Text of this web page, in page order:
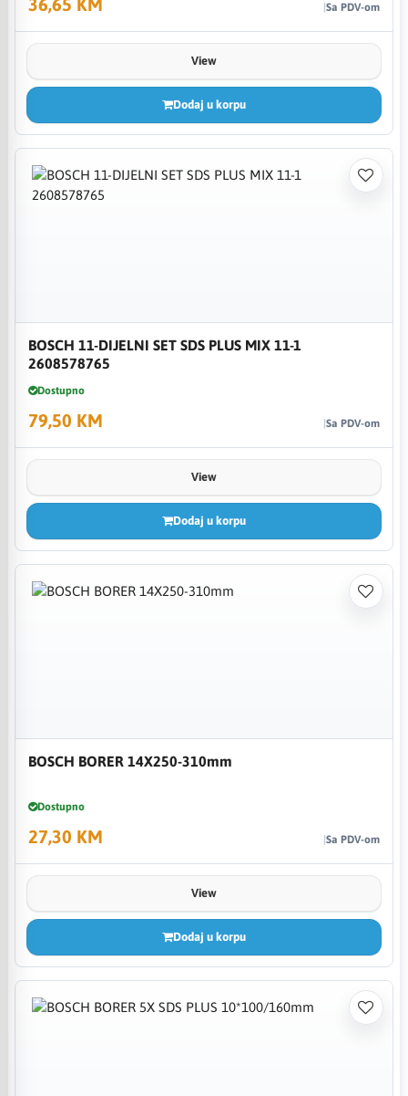
Sa PDV-om
View
Dodaj u korpu
BOSCH 11-DIJELNI SET SDS PLUS MIX 11-1
2608578765
Dostupno
79,50 KM Sa PDV-om
View
Dodaj u korpu
BOSCH BORER 14X250-310mm
Dostupno
27,30 KM Sa PDV-om
View
Dodaj u korpu